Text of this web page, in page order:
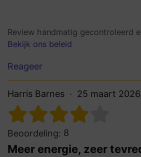
Review handmatig gecontroleerd
Bekijk ons beleid
Reageer
Harris Barnes 25 maart
Beoordeling: 8
Meer energie, zeer